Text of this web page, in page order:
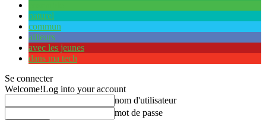
naturel
commun
ailleurs
avec les jeunes
dans ma tech
Se connecter
Welcome!Log into your account
nom d'utilisateur
mot de passe